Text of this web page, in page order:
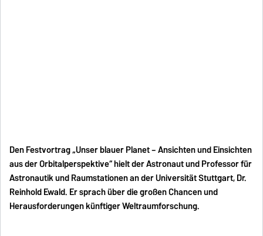
Den Festvortrag „Unser blauer Planet – Ansichten und Einsichten
aus der Orbitalperspektive“ hielt der Astronaut und Professor für
Astronautik und Raumstationen an der Universität Stuttgart, Dr.
Reinhold Ewald. Er sprach über die großen Chancen und
Herausforderungen künftiger Weltraumforschung.